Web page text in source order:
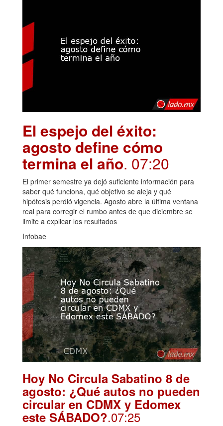
El espejo del éxito:
agosto define cómo
termina el año. 07:20
El primer semestre ya dejó suficiente información para
saber qué funciona, qué objetivo se aleja y qué
hipótesis perdió vigencia. Agosto abre la última ventana
real para corregir el rumbo antes de que diciembre se
limite a explicar los resultados
Infobae
Hoy No Circula Sabatino 8 de
agosto: ¿Qué autos no pueden
circular en CDMX y Edomex
este SÁBADO?.07:25